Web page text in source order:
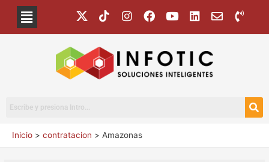
Inicio contratacion Amazonas